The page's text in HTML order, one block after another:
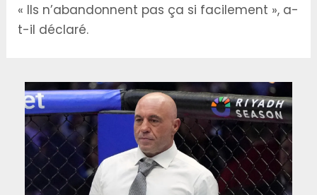
« Ils n’abandonnent pas ça si facilement », a-
t-il déclaré.